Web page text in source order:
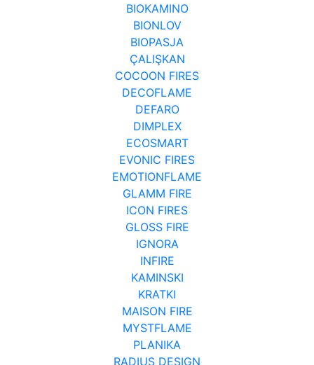
BIOKAMINO
BIONLOV
BIOPASJA
ÇALIŞKAN
COCOON FIRES
DECOFLAME
DEFARO
DIMPLEX
ECOSMART
EVONIC FIRES
EMOTIONFLAME
GLAMM FIRE
ICON FIRES
GLOSS FIRE
IGNORA
INFIRE
KAMINSKI
KRATKI
MAISON FIRE
MYSTFLAME
PLANIKA
RADIUS DESIGN